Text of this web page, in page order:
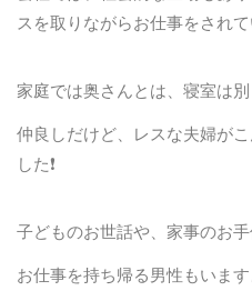
スを取りながらお仕事をされ
家庭では奥さんとは、寝室は別
仲良しだけど、レスな夫婦が
した❗️
子どものお世話や、家事のお
お仕事を持ち帰る男性もいます